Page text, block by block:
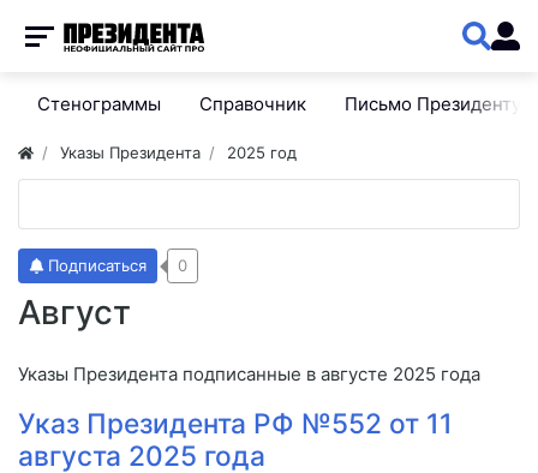
Стенограммы Справочник Письмо Президенту
Указы Президента 2025 год
Август
Подписаться 0
Указы Президента подписанные в августе 2025 года
Указ Президента РФ №552 от 11
августа 2025 года